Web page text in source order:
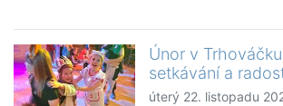
Únor v
setkávání a
úterý 22. listopadu